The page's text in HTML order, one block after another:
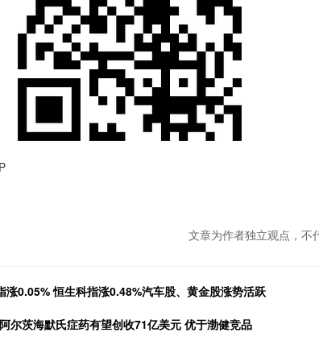
文章为作者独立观点，不
涨0.05% 恒生科指涨0.48%汽车股、黄金股涨势活跃
尔茨海默氏症药有望创收71亿美元 优于渤健竞品